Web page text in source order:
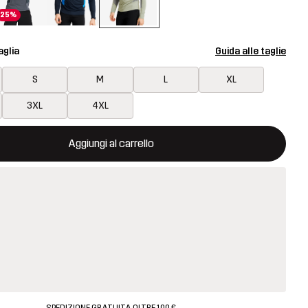
25%
Guida alle taglie
S M L XL
3XL 4XL
Aggiungi al carrello
una finestra modale per confermare un nuovo articolo nel